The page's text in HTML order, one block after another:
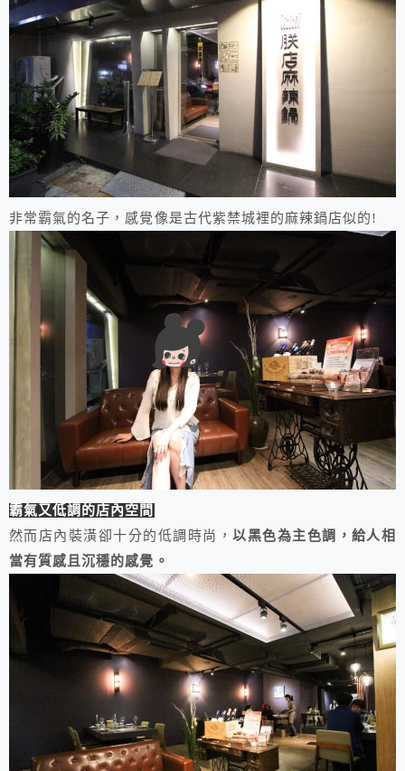
非常霸氣的名子，感覺像是古代紫禁城裡的麻辣鍋店似的!
霸氣又低調的店內空間
然而店內裝潢卻十分的低調時尚，以黑色為主色調，給人相
當有質感且沉穩的感覺。